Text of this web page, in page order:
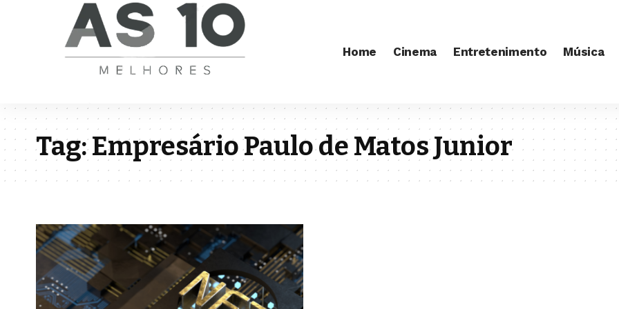
Home Cinema Entretenimento Música
Tag:Empresário Paulo de Matos Junior